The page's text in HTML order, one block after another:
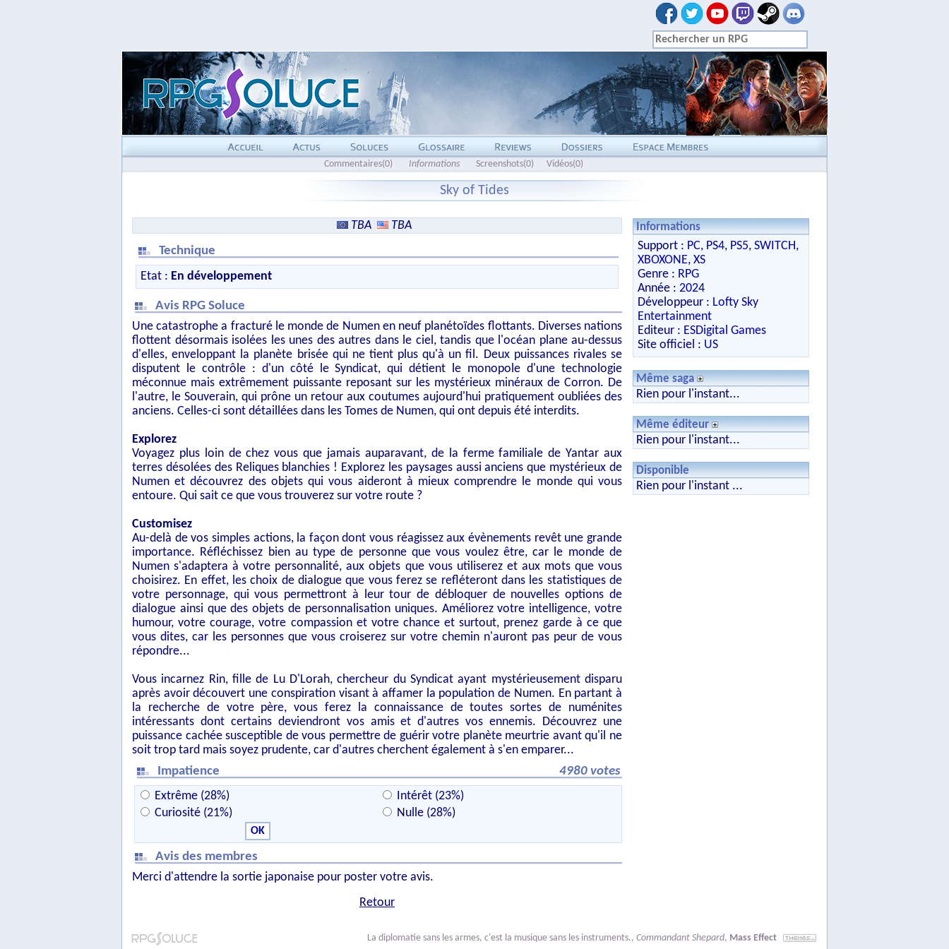
Commentaires(0) Informations Screenshots(0) Vidéos(0)
Sky of Tides
TBA
TBA
Technique
Etat : En développement
Avis RPG Soluce
Une catastrophe a fracturé le monde de Numen en neuf planétoïdes flottants. Diverses nations
flottent désormais isolées les unes des autres dans le ciel, tandis que l'océan plane au-dessus
d'elles, enveloppant la planète brisée qui ne tient plus qu'à un fil. Deux puissances rivales se
disputent le contrôle : d'un côté le Syndicat, qui détient le monopole d'une technologie
méconnue mais extrêmement puissante reposant sur les mystérieux minéraux de Corron. De
l'autre, le Souverain, qui prône un retour aux coutumes aujourd'hui pratiquement oubliées des
anciens. Celles-ci sont détaillées dans les Tomes de Numen, qui ont depuis été interdits.
Explorez
Voyagez plus loin de chez vous que jamais auparavant, de la ferme familiale de Yantar aux
terres désolées des Reliques blanchies ! Explorez les paysages aussi anciens que mystérieux de
Numen et découvrez des objets qui vous aideront à mieux comprendre le monde qui vous
entoure. Qui sait ce que vous trouverez sur votre route ?
Customisez
Au-delà de vos simples actions, la façon dont vous réagissez aux évènements revêt une grande
importance. Réfléchissez bien au type de personne que vous voulez être, car le monde de
Numen s'adaptera à votre personnalité, aux objets que vous utiliserez et aux mots que vous
choisirez. En effet, les choix de dialogue que vous ferez se refléteront dans les statistiques de
votre personnage, qui vous permettront à leur tour de débloquer de nouvelles options de
dialogue ainsi que des objets de personnalisation uniques. Améliorez votre intelligence, votre
humour, votre courage, votre compassion et votre chance et surtout, prenez garde à ce que
vous dites, car les personnes que vous croiserez sur votre chemin n'auront pas peur de vous
répondre...
Vous incarnez Rin, fille de Lu D'Lorah, chercheur du Syndicat ayant mystérieusement disparu
après avoir découvert une conspiration visant à affamer la population de Numen. En partant à
la recherche de votre père, vous ferez la connaissance de toutes sortes de numénites
intéressants dont certains deviendront vos amis et d'autres vos ennemis. Découvrez une
puissance cachée susceptible de vous permettre de guérir votre planète meurtrie avant qu'il ne
soit trop tard mais soyez prudente, car d'autres cherchent également à s'en emparer...
Impatience
4980 votes
Extrême (28%)
Intérêt (23%)
Curiosité (21%)
Nulle (28%)
Avis des membres
Merci d'attendre la sortie japonaise pour poster votre avis.
Retour
Informations
Support : PC, PS4, PS5, SWITCH,
XBOXONE, XS
Genre : RPG
Année : 2024
Développeur : Lofty Sky
Entertainment
Editeur : ESDigital Games
Site officiel : US
Même saga
Rien pour l'instant...
Même éditeur
Rien pour l'instant...
Disponible
Rien pour l'instant ...
La diplomatie sans les armes, c'est la musique sans les instruments., Commandant Shepard, Mass Effect